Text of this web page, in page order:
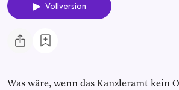
Vollversion
Was wäre, wenn das Kanzleramt kein